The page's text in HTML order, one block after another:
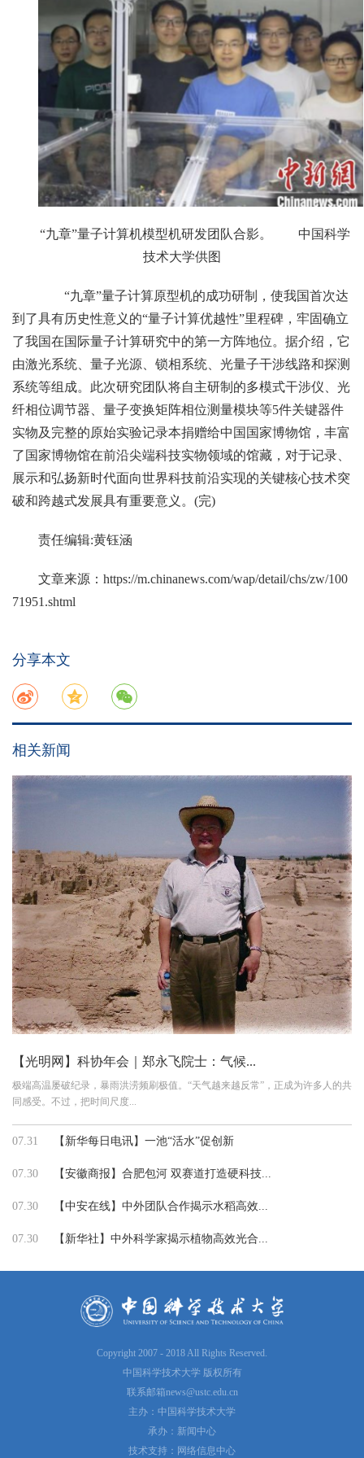
“九章”量子计算机模型机研发团队合影。 中国科学
技术大学供图
“九章”量子计算原型机的成功研制，使我国首次达
到了具有历史性意义的“量子计算优越性”里程碑，牢固确立
了我国在国际量子计算研究中的第一方阵地位。据介绍，它
由激光系统、量子光源、锁相系统、光量子干涉线路和探测
系统等组成。此次研究团队将自主研制的多模式干涉仪、光
纤相位调节器、量子变换矩阵相位测量模块等5件关键器件
实物及完整的原始实验记录本捐赠给中国国家博物馆，丰富
了国家博物馆在前沿尖端科技实物领域的馆藏，对于记录、
展示和弘扬新时代面向世界科技前沿实现的关键核心技术突
破和跨越式发展具有重要意义。(完)
责任编辑:黄钰涵
文章来源： https://m.chinanews.com/wap/detail/chs/zw/100
71951.shtml
分享本文
相关新闻
【光明网】科协年会｜郑永飞院士：气候...
极端高温屡破纪录，暴雨洪涝频刷极值。“天气越来越反常”，正成为许多人的共
同感受。不过，把时间尺度...
07.31 【新华每日电讯】一池“活水”促创新
07.30 【安徽商报】合肥包河 双赛道打造硬科技...
07.30 【中安在线】中外团队合作揭示水稻高效...
07.30 【新华社】中外科学家揭示植物高效光合...
Copyright 2007 - 2018 All Rights Reserved.
中国科学技术大学 版权所有
联系邮箱news@ustc.edu.cn
主办：中国科学技术大学
承办：新闻中心
技术支持：网络信息中心